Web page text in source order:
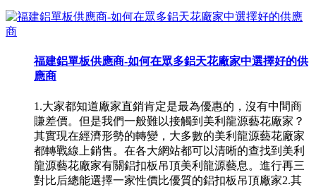
福建鋁單板供應商-如何在眾多鋁天花廠家中選擇好的供
應商
1.大家都知道廠家直銷肯定是最為優惠的，沒有中間商
賺差價。但是我們一般難以接觸到美利龍源藝花廠家？
其實現在經濟形勢的轉變，大多數的美利龍源藝花廠家
都轉戰線上銷售。在各大網站都可以清晰的查找到美利
龍源藝花廠家有關鋁扣板吊頂美利龍源藝息。進行再三
對比后總能選擇一家性價比優質的鋁扣板吊頂廠家2.其